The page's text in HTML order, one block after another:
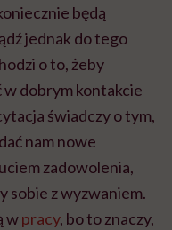
będą
jednak do tego
o to, żeby
w dobrym kontakcie
świadczy o tym,
nam nowe
zadowolenia,
sobie z wyzwaniem.
wpracy, bo to znaczy,